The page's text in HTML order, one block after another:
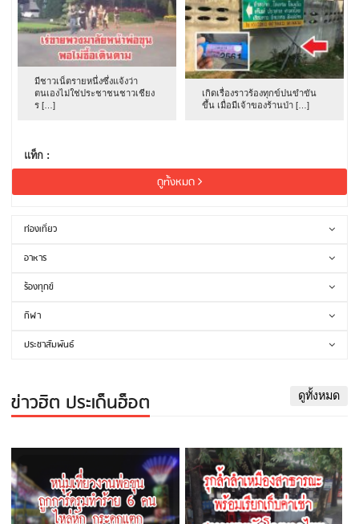
มีชาวเน็ตรายหนึ่งซึ่งแจ้งว่า
ตนเองไม่ใช่ประชาชนชาวเชียง
ร […]
เกิดเรื่องราวร้องทุกข์ปนขำขัน
ขึ้น เมื่อมีเจ้าของร้านป่า […]
แท็ก :
ดูทั้งหมด
ท่องเที่ยว
อาหาร
ร้องทุกข์
กีฬา
ประชาสัมพันธ์
ข่าวฮิต ประเด็นฮ็อต ดูทั้งหมด